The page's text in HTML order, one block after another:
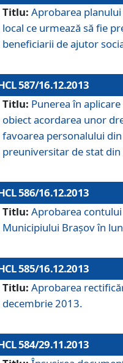
Titlu: Aprobarea
local ce urmează să fie
beneficiarii de ajutor
587/16.12.2013
Titlu: Punerea în
obiect acordarea unor
favoarea personalului
preuniversitar de stat
586/16.12.2013
Titlu: Aprobarea
Municipiului Braşov în
585/16.12.2013
Titlu: Aprobarea
decembrie 2013.
584/29.11.2013